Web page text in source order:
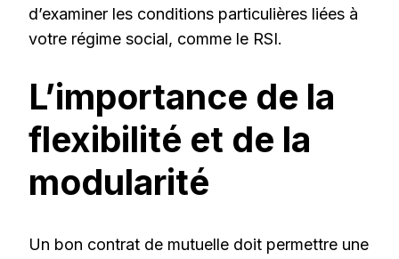
d’examiner les conditions particulières liées à
votre régime social, comme le RSI.
L’importance de la
flexibilité et de la
modularité
Un bon contrat de mutuelle doit permettre une